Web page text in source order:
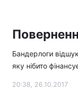
Бандерлоги
яку нібито
20:38, 26.10.2017